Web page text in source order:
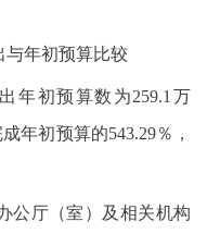
与年初预算比较
年初预算数为259.1万
年初预算的543.29％，
公厅（室）及相关机构